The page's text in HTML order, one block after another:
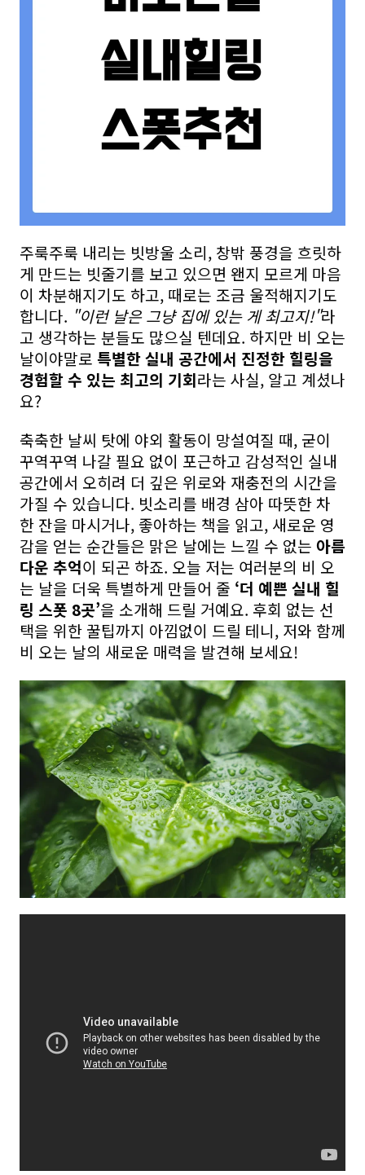
주룩주룩 내리는 빗방울 소리, 창밖 풍경을 흐릿하
게 만드는 빗줄기를 보고 있으면 왠지 모르게 마음
이 차분해지기도 하고, 때로는 조금 울적해지기도
합니다. "이런 날은 그냥 집에 있는 게 최고지!"라
고 생각하는 분들도 많으실 텐데요. 하지만 비 오는
날이야말로 특별한 실내 공간에서 진정한 힐링을
경험할 수 있는 최고의 기회라는 사실, 알고 계셨나
요?
축축한 날씨 탓에 야외 활동이 망설여질 때, 굳이
꾸역꾸역 나갈 필요 없이 포근하고 감성적인 실내
공간에서 오히려 더 깊은 위로와 재충전의 시간을
가질 수 있습니다. 빗소리를 배경 삼아 따뜻한 차
한 잔을 마시거나, 좋아하는 책을 읽고, 새로운 영
감을 얻는 순간들은 맑은 날에는 느낄 수 없는 아름
다운 추억이 되곤 하죠. 오늘 저는 여러분의 비 오
는 날을 더욱 특별하게 만들어 줄 ‘더 예쁜 실내 힐
링 스폿 8곳’을 소개해 드릴 거예요. 후회 없는 선
택을 위한 꿀팁까지 아낌없이 드릴 테니, 저와 함께
비 오는 날의 새로운 매력을 발견해 보세요!